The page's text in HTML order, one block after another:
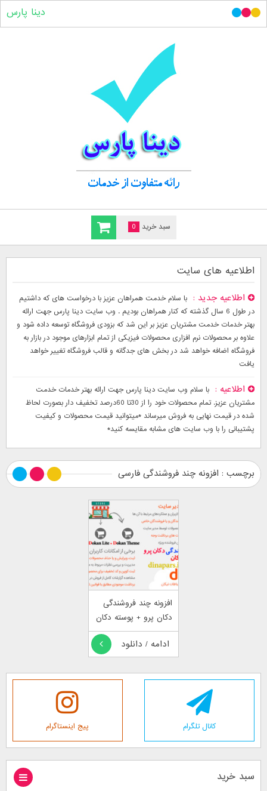
سبد خرید 0
دینا پارس
اطلاعیه های سایت
اطلاعیه جدید
با سلام خدمت همراهان عزیز با درخواست های که داشتیم
در طول 6 سال گذشته که کنار همراهان بودیم . وب سایت دینا پارس جهت ارائه
بهتر خدمات خدمت مشتریان عزیز بر این شد که بزودی فروشگاه توسعه داده شود و
علاوه بر محصولات نرم افزاری محصولات فیزیکی از تمام ابزارهای موجود در بازار به
فروشگاه اضافه خواهد شد در بخش های جدگانه و قالب فروشگاه تغییر خواهد
یافت
اطلاعیه
با سلام وب سایت دینا پارس جهت ارائه بهتر خدمات خدمت
مشتریان عزیز. تمام محصولات خود را از 30تا 60درصد تخفیف دار بصورت لحاظ
شده در قیمت نهایی به فروش میرساند *میتوانید قیمت محصولات و کیفیت
پشتیبانی را با وب سایت های مشابه مقایسه کنید*
برچسب : افزونه چند فروشندگی فارسی
افزونه چند فروشندگی
دکان پرو + پوسته دکان
ادامه / دانلود
کانال تلگرام پیج اینستاگرام
سبد خرید